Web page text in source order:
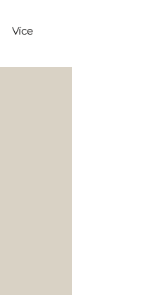
Více